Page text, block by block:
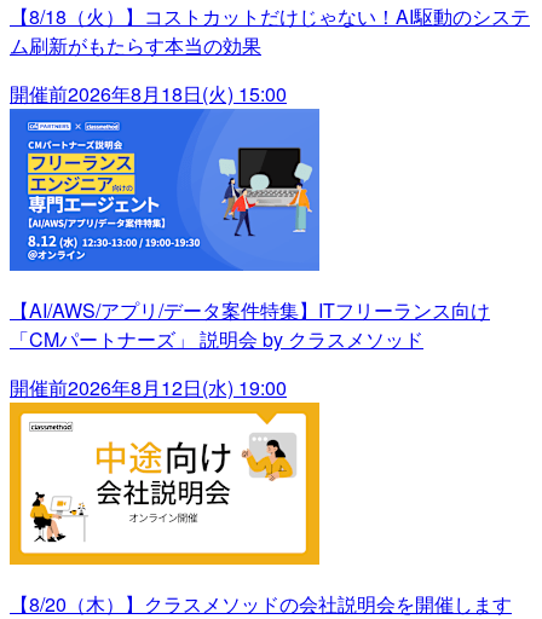
【8/18（火）】コストカットだけじゃない！AI駆動のシステ
ム刷新がもたらす本当の効果
開催前2026年8月18日(火) 15:00
【AI/AWS/アプリ/データ案件特集】ITフリーランス向け
「CMパートナーズ」 説明会 by クラスメソッド
開催前2026年8月12日(水) 19:00
【8/20（木）】クラスメソッドの会社説明会を開催します